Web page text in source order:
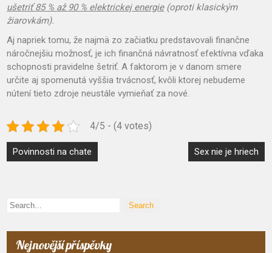
ušetriť 85 % až 90 % elektrickej energie(oproti klasickým
žiarovkám).
Aj napriek tomu, že najmä zo začiatku predstavovali finančne
náročnejšiu možnosť, je ich finančná návratnosť efektívna vďaka
schopnosti pravidelne šetriť. A faktorom je v danom smere
určite aj spomenutá vyššia trvácnosť, kvôli ktorej nebudeme
nútení tieto zdroje neustále vymieňať za nové.
4/5 - (4 votes)
Navigace
Povinnosti na chate Sex nie je hriech
Nejnovější příspěvky